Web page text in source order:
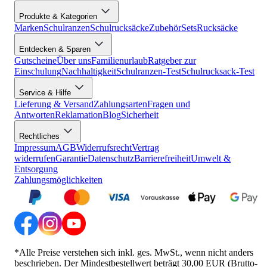
Produkte & Kategorien
MarkenSchulranzenSchulrucksäckeZubehörSetsRucksäcke
Entdecken & Sparen
GutscheineÜber unsFamilienurlaubRatgeber zur
EinschulungNachhaltigkeitSchulranzen-TestSchulrucksack-Test
Service & Hilfe
Lieferung & VersandZahlungsartenFragen und
AntwortenReklamationBlogSicherheit
Rechtliches
ImpressumAGBWiderrufsrechtVertrag
widerrufenGarantieDatenschutzBarrierefreiheitUmwelt &
Entsorgung
Zahlungsmöglichkeiten
*Alle Preise verstehen sich inkl. ges. MwSt., wenn nicht anders
beschrieben. Der Mindestbestellwert beträgt 30,00 EUR (Brutto-